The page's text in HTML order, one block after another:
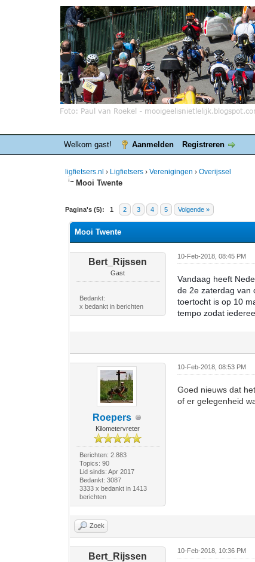
Welkom gast! Aanmelden Registreren
ligfietsers.nl › Ligfietsers ›Verenigingen ›Overijssel
Mooi Twente
Pagina's (5): 1 2 3 4 5 Volgende »
0 stemmen - gemiddelde waardering is 0
1
2
3
4
5
Mooi Twente
Bert_Rijssen
Gast
Bedankt:
x bedankt in berichten
10-Feb-2018, 08:45 PM
Vandaag heeft
de 2e zaterdag van
toertocht is op 10
tempo zodat
Roepers
Kilometervreter
Berichten: 2.883
Topics: 90
Lid sinds: Apr 2017
Bedankt: 3087
3333 x bedankt in 1413
berichten
10-Feb-2018, 08:53 PM
Goed nieuws dat
of er gelegenheid
Zoek
Bert_Rijssen
10-Feb-2018, 10:36 PM